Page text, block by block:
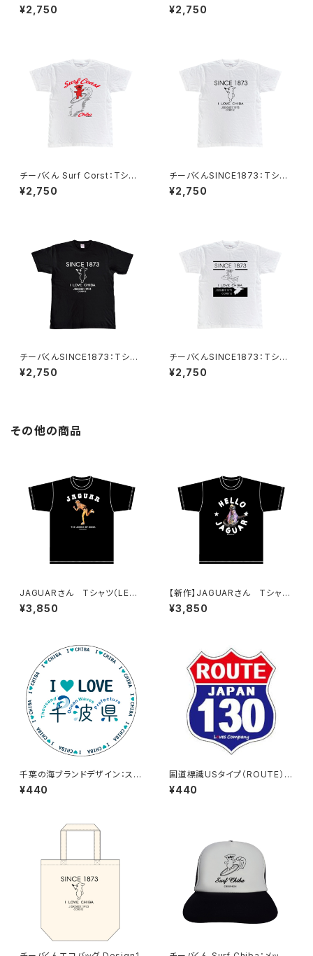
by）
¥2,750 ツ（Black）
¥2,750
チーバくん Surf Corst：Tシャ
ツ（White）
¥2,750
チーバくんSINCE1873：Tシャ
ツ Design1（White）
¥2,750
チーバくんSINCE1873：Tシャ
ツ Design1（Black）
¥2,750
チーバくんSINCE1873：Tシャ
ツ Design2（White）
¥2,750
その他の商品
JAGUARさん Tシャツ（LEGE
ND-B）Black
¥3,850
【新作】JAGUARさん Tシャツ
（HELLO JAGUAR）Black
¥3,850
千葉の海ブランドデザイン：ステ
ッカー3
¥440
国道標識USタイプ（ROUTE）ス
テッカー 130号線
¥440